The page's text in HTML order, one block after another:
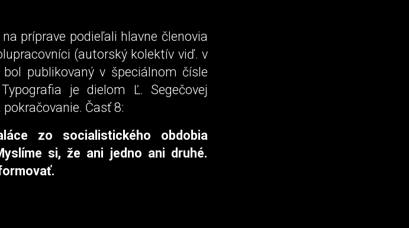
príprave podieľali hlavne členovia
(autorský kolektív viď. v
publikovaný v špeciálnom čísle
je dielom Ľ. Segečovej
Časť 8:
zo socialistického obdobia
si, že ani jedno ani druhé.